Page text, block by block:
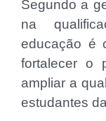
Segundo a
na
educação é
fortalecer o
ampliar a
estudantes